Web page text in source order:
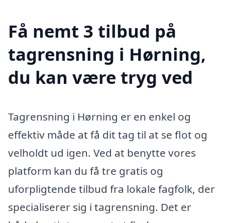
Få nemt 3 tilbud på
tagrensning i Hørning,
du kan være tryg ved
Tagrensning i Hørning er en enkel og
effektiv måde at få dit tag til at se flot og
velholdt ud igen. Ved at benytte vores
platform kan du få tre gratis og
uforpligtende tilbud fra lokale fagfolk, der
specialiserer sig i tagrensning. Det er